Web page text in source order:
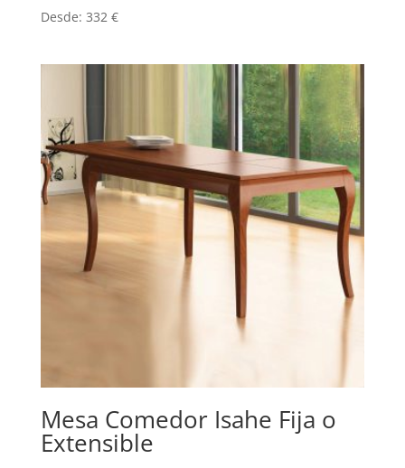
Desde: 332 €
Mesa Comedor Isahe Fija o
Extensible